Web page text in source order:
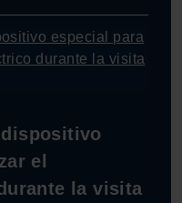
dispositivo
el
la visita